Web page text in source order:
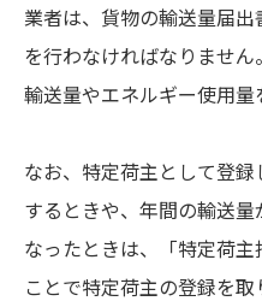
業者は、貨物の輸送量届
を行わなければなりませ
輸送量やエネルギー使用量
なお、特定荷主として登
するときや、年間の輸送
なったときは、「特定荷
ことで特定荷主の登録を取